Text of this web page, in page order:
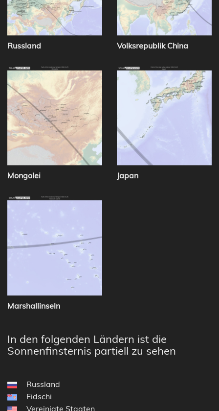
Russland Volksrepublik China
Mongolei Japan
Marshallinseln
In den folgenden Ländern ist die
Sonnenfinsternis partiell zu sehen
Russland
Fidschi
Vereinigte Staaten